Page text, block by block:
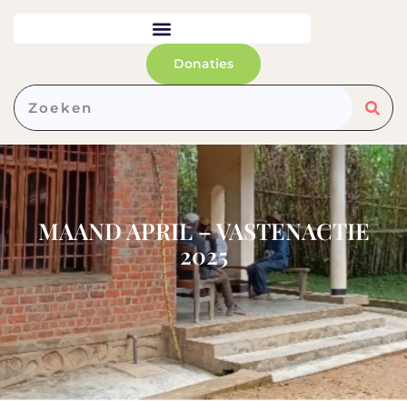
Donaties
MAAND APRIL – VASTENACTIE
2025